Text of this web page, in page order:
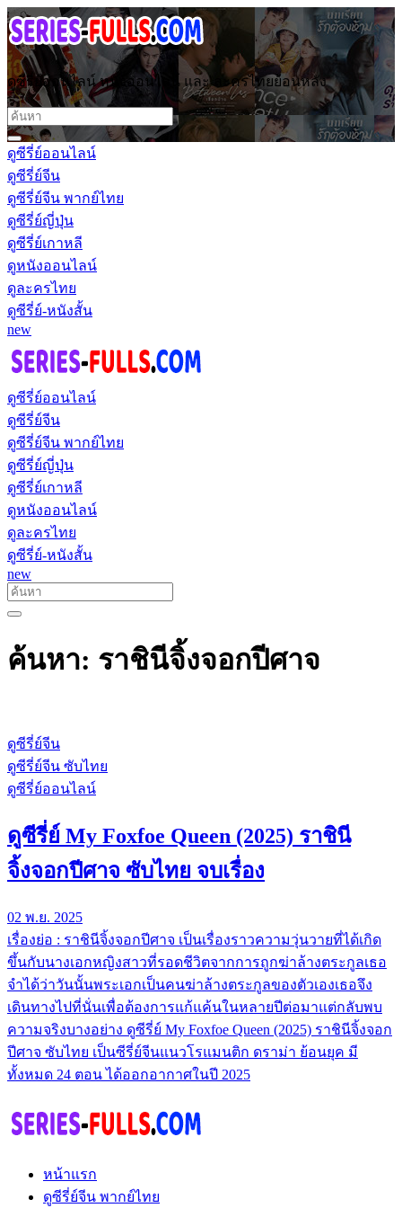
ดูซีรี่ย์ออนไลน์ หนังออนไลน์ และ ละครไทยย้อนหลัง
ดูซีรี่ย์ออนไลน์
ดูซีรี่ย์จีน
ดูซีรี่ย์จีน พากย์ไทย
ดูซีรี่ย์ญี่ปุ่น
ดูซีรี่ย์เกาหลี
ดูหนังออนไลน์
ดูละครไทย
ดูซีรี่ย์-หนังสั้น
new
ดูซีรี่ย์ออนไลน์
ดูซีรี่ย์จีน
ดูซีรี่ย์จีน พากย์ไทย
ดูซีรี่ย์ญี่ปุ่น
ดูซีรี่ย์เกาหลี
ดูหนังออนไลน์
ดูละครไทย
ดูซีรี่ย์-หนังสั้น
new
ค้นหา: ราชินีจิ้งจอกปีศาจ
ดูซีรี่ย์จีน
ดูซีรี่ย์จีน ซับไทย
ดูซีรี่ย์ออนไลน์
ดูซีรี่ย์ My Foxfoe Queen (2025) ราชินี
จิ้งจอกปีศาจ ซับไทย จบเรื่อง
02 พ.ย. 2025
เรื่องย่อ : ราชินีจิ้งจอกปีศาจ เป็นเรื่องราวความวุ่นวายที่ได้เกิด
ขึ้นกับนางเอกหญิงสาวที่รอดชีวิตจากการถูกฆ่าล้างตระกูลเธอ
จำได้ว่าวันนั้นพระเอกเป็นคนฆ่าล้างตระกูลของตัวเองเธอจึง
เดินทางไปที่นั่นเพื่อต้องการแก้แค้นในหลายปีต่อมาแต่กลับพบ
ความจริงบางอย่าง ดูซีรี่ย์ My Foxfoe Queen (2025) ราชินีจิ้งจอก
ปีศาจ ซับไทย เป็นซีรี่ย์จีนแนวโรแมนติก ดราม่า ย้อนยุค มี
ทั้งหมด 24 ตอน ได้ออกอากาศในปี 2025
หน้าแรก
ดูซีรี่ย์จีน พากย์ไทย